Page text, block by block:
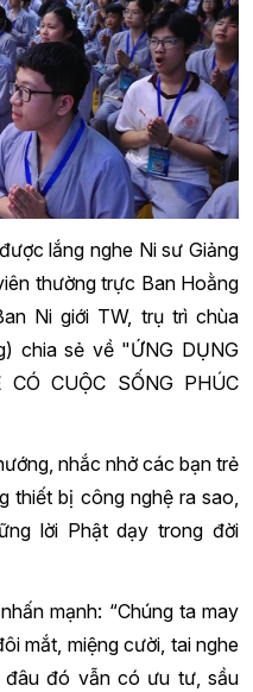
lắng nghe Ni sư Giảng
thường trực Ban Hoằng
Ni giới TW, trụ trì chùa
chia sẻ về "ỨNG DỤNG
CUỘC SỐNG PHÚC
nhắc nhở các bạn trẻ
thiết bị công nghệ ra sao,
lời Phật dạy trong đời
mạnh: “Chúng ta may
mắt, miệng cười, tai nghe
đó vẫn có ưu tư, sầu